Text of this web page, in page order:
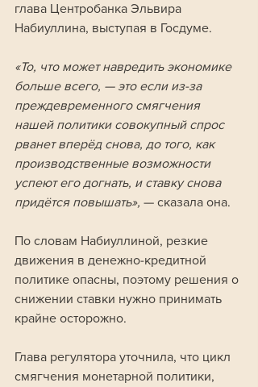
глава Центробанка Эльвира
Набиуллина, выступая в Госдуме.
«То, что может навредить экономике
больше всего, — это если из-за
преждевременного смягчения
нашей политики совокупный спрос
рванет вперёд снова, до того, как
производственные возможности
успеют его догнать, и ставку снова
придётся повышать», — сказала она.
По словам Набиуллиной, резкие
движения в денежно-кредитной
политике опасны, поэтому решения о
снижении ставки нужно принимать
крайне осторожно.
Глава регулятора уточнила, что цикл
смягчения монетарной политики,